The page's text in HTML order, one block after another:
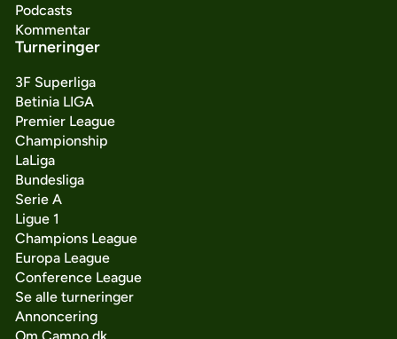
Podcasts
Kommentar
Turneringer
3F Superliga
Betinia LIGA
Premier League
Championship
LaLiga
Bundesliga
Serie A
Ligue 1
Champions League
Europa League
Conference League
Se alle turneringer
Annoncering